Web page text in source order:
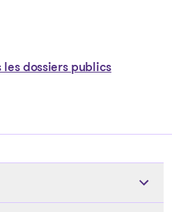
les dossiers publics